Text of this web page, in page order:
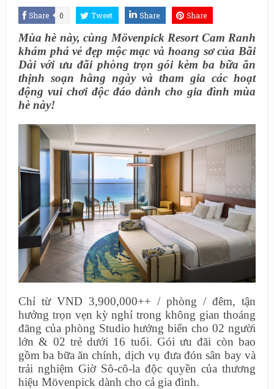
Share 0 Tweet Share Share
Mùa hè này, cùng Mövenpick Resort Cam Ranh
khám phá vẻ đẹp mộc mạc và hoang sơ của Bãi
Dài với ưu đãi phòng trọn gói kèm ba bữa ăn
thịnh soạn hằng ngày và tham gia các hoạt
động vui chơi độc đáo dành cho gia đình mùa
hè này!
Chỉ từ VND 3,900,000++ / phòng / đêm, tận
hưởng trọn vẹn kỳ nghỉ trong không gian thoáng
đãng của phòng Studio hướng biển cho 02 người
lớn & 02 trẻ dưới 16 tuổi. Gói ưu đãi còn bao
gồm ba bữa ăn chính, dịch vụ đưa đón sân bay và
trải nghiệm Giờ Sô-cô-la độc quyền của thương
hiệu Mövenpick dành cho cả gia đình.